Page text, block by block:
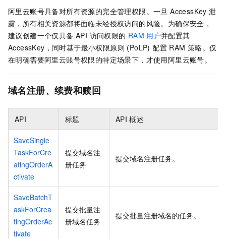
阿里云账号具备对所有资源的完全管理权限。一旦 AccessKey 泄
露，所有相关资源都将面临未经授权访问的风险。为确保安全，
建议创建一个仅具备 API 访问权限的 RAM 用户并配置其
AccessKey，同时基于最小权限原则 (PoLP) 配置 RAM 策略。仅
在明确需要阿里云账号权限的特定场景下，才使用阿里云账号。
域名注册、续费和赎回
API 标题 API 概述
SaveSingle
TaskForCre
atingOrderA
ctivate
提交域名注
册任务
提交域名注册任务。
SaveBatchT
askForCrea
tingOrderAc
tivate
提交批量注
册域名任务
提交批量注册域名的任务。